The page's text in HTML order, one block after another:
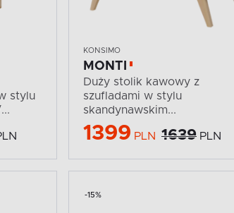
stylu
KONSIMO
MONTI
Duży stolik kawowy z
szufladami w stylu
skandynawskim...
1399 PLN 1639 PLN
-15%